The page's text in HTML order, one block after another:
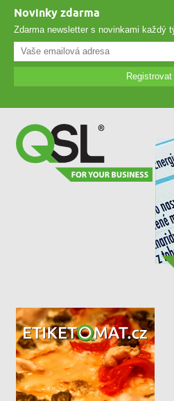
Novinky zdarma
Zdarma newsletter s novinkami každý